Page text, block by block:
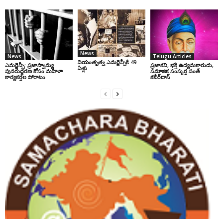
News
ఎమర్జెన్సీ: ప్రజాస్వామ్య
పునరుద్ధరణ కోసం మహిళా
కార్యకర్తల పోరాటం
News
నియంతృత్వ ఎమర్జెన్సీకి 49
ఏళ్లు
Telugu Articles
ప్రజాకవి, భక్తి ఉద్యమకారుడు,
సమాజిక సంస్కర్త సంత్‌
కబీర్‌దాస్‌